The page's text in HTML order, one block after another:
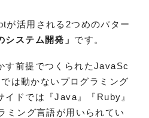
が活用される2つめのパター
システム開発」 です。
す前提でつくられたJavaSc
は動かないプログラミング
イドでは『Java』『Ruby』
ミング言語が用いられてい